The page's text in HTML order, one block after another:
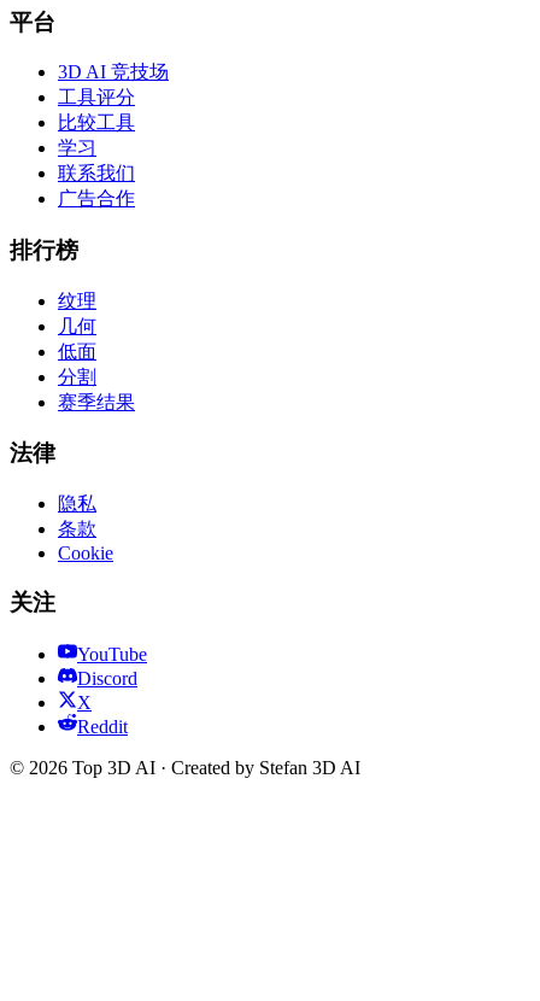
平台
3D AI 竞技场
工具评分
比较工具
学习
联系我们
广告合作
排行榜
纹理
几何
低面
分割
赛季结果
法律
隐私
条款
Cookie
关注
YouTube
Discord
X
Reddit
© 2026 Top 3D AI · Created by Stefan 3D AI